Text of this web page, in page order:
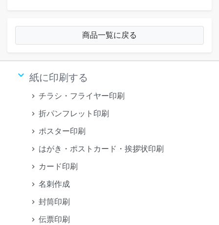
商品一覧に戻る
keyboard_arrow_down 紙に印刷する
チラシ・フライヤー印刷
折パンフレット印刷
ポスター印刷
はがき・ポストカード・挨拶状印刷
カード印刷
名刺作成
封筒印刷
伝票印刷